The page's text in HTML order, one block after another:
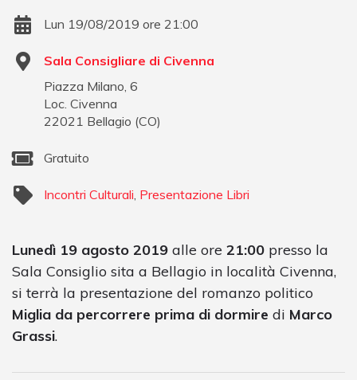
Lun 19/08/2019 ore 21:00
Sala Consigliare di Civenna
Piazza Milano, 6
Loc. Civenna
22021 Bellagio (CO)
Gratuito
Incontri Culturali Presentazione Libri
Lunedì 19 agosto 2019 alle ore 21:00 presso la
Sala Consiglio sita a Bellagio in località Civenna,
si terrà la presentazione del romanzo politico
Miglia da percorrere prima di dormire di Marco
Grassi.